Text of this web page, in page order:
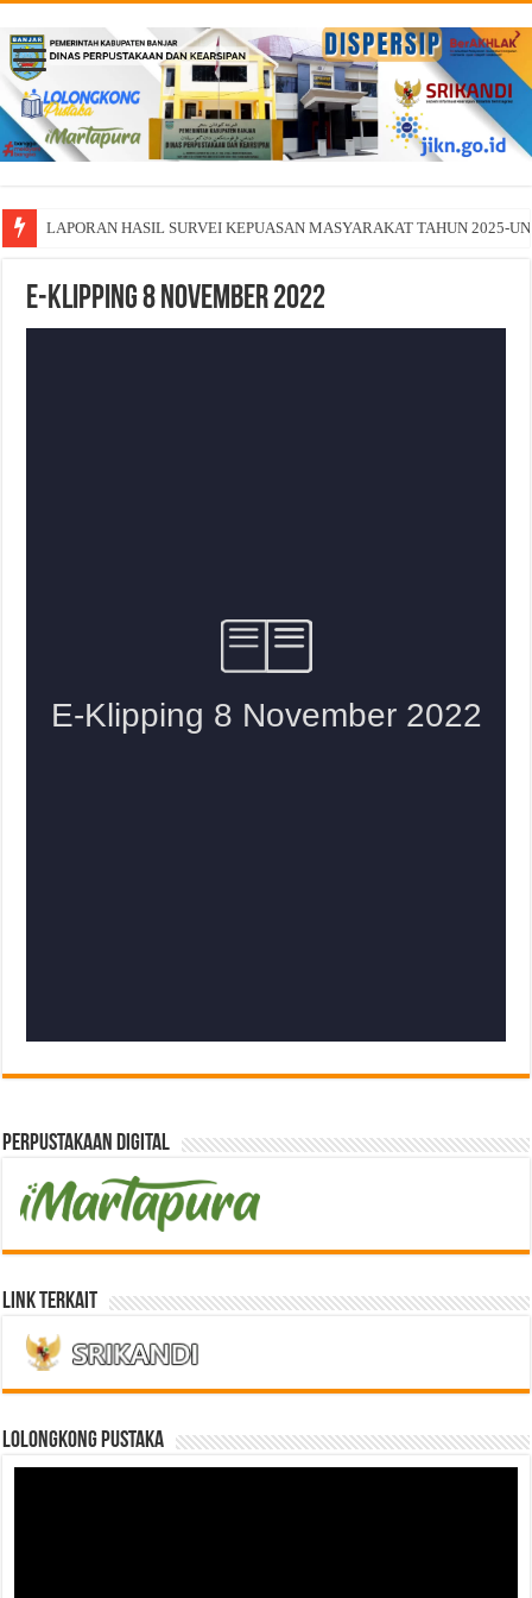
LAPORAN HASIL SURVEI KEPUASAN MASYARAKAT TAHUN 2025-
E-Klipping 8 November 2022
Perpustakaan Digital
Link Terkait
LOLONGKONG PUSTAKA